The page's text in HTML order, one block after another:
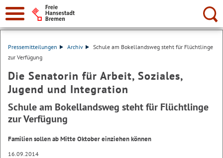
Suche:
Pressemitteilungen Archiv
Schule am Bokellandsweg steht für Flüchtlinge
zur Verfügung
Die Senatorin für Arbeit, Soziales,
Jugend und Integration
Schule am Bokellandsweg steht für Flüchtlinge
zur Verfügung
Familien sollen ab Mitte Oktober einziehen können
16.09.2014